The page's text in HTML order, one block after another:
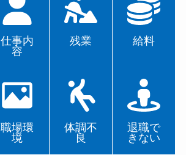
仕事内
容
残業 給料
職場環
境
体調不
良
退職で
きない